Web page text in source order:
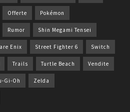
Offerte Pokémon
Rumor Shin Megami Tensei
Enix Street Fighter 6 Switch
Trails Turtle Beach Vendite
Gi-Oh Zelda